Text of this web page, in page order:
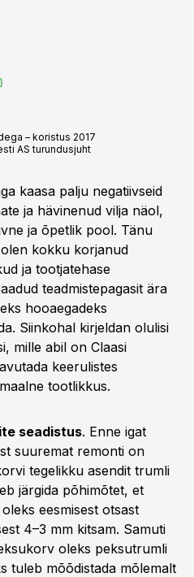
– koristus 2017
AS turundusjuht
kaasa palju negatiivseid
ja hävinenud vilja näol,
ja õpetlik pool. Tänu
kokku korjanud
ja tootjatehase
teadmistepagasit ära
hooaegadeks
Siinkohal kirjeldan olulisi
mille abil on Claasi
keerulistes
tootlikkus.
seadistus. Enne igat
suuremat remonti on
tegelikku asendit trumli
järgida põhimõtet, et
eesmisest otsast
4–3 mm kitsam. Samuti
oleks peksutrumli
tuleb mõõdistada mõlemalt